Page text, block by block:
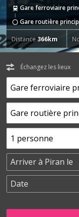
Gare ferroviaire
Gare routière
Distance366km
Échangez les lieux